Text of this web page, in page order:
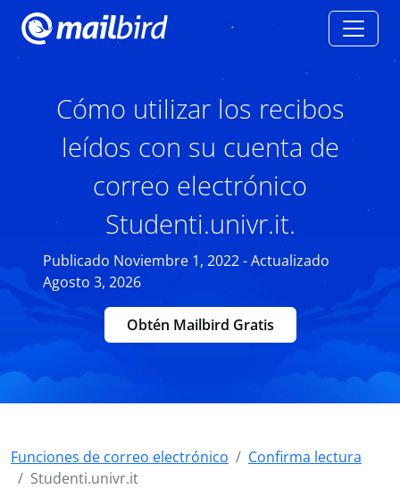
Cómo utilizar los recibos
leídos con su cuenta de
correo electrónico
Studenti.univr.it.
Publicado Noviembre 1, 2022 - Actualizado
Agosto 3, 2026
Obtén Mailbird Gratis
Funciones de correo electrónico
Confirma lectura
Studenti.univr.it